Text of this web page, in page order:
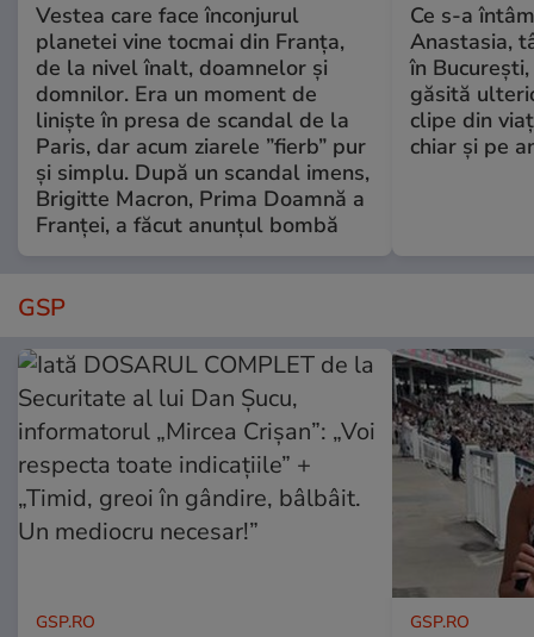
Vestea care face înconjurul
planetei vine tocmai din Franța,
de la nivel înalt, doamnelor și
domnilor. Era un moment de
liniște în presa de scandal de la
Paris, dar acum ziarele ”fierb” pur
și simplu. După un scandal imens,
Brigitte Macron, Prima Doamnă a
Franței, a făcut anunțul bombă
Ce s-a
Anastasia,
în
găsită
clipe din
chiar și pe
GSP
GSP.RO GSP.RO